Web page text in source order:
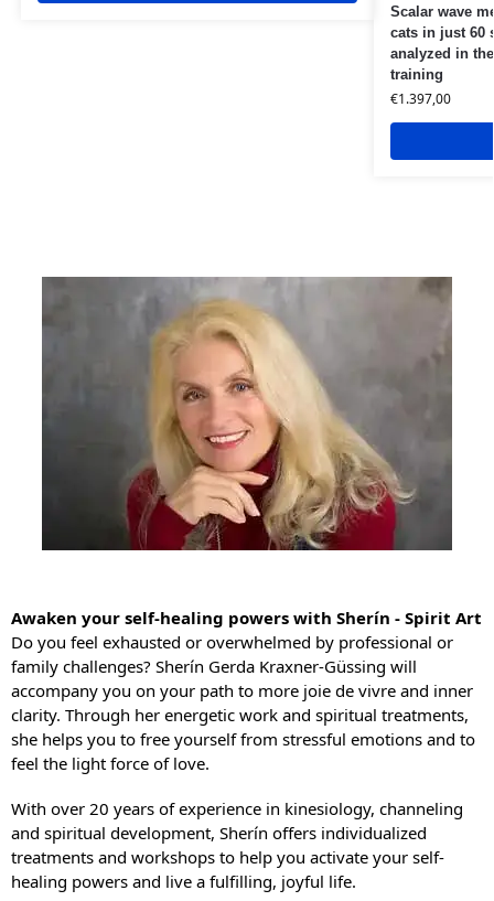
Scalar wave
cats in just 60
analyzed in
training
€1.397,00
Awaken your self-healing powers with Sherín - Spirit Art
Do you feel exhausted or overwhelmed by professional or
family challenges? Sherín Gerda Kraxner-Güssing will
accompany you on your path to more joie de vivre and inner
clarity. Through her energetic work and spiritual treatments,
she helps you to free yourself from stressful emotions and to
feel the light force of love.
With over 20 years of experience in kinesiology, channeling
and spiritual development, Sherín offers individualized
treatments and workshops to help you activate your self-
healing powers and live a fulfilling, joyful life.